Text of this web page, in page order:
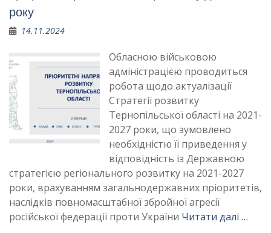
року
14.11.2024
Обласною військовою
адміністрацією проводиться
робота щодо актуалізації
Стратегії розвитку
Тернопільської області на 2021-
2027 роки, що зумовлено
необхідністю її приведення у
відповідність із Державною
стратегією регіонального розвитку на 2021-2027
роки, врахуванням загальнодержавних пріоритетів,
наслідків повномасштабної збройної агресії
російської федерації проти України Читати далі …